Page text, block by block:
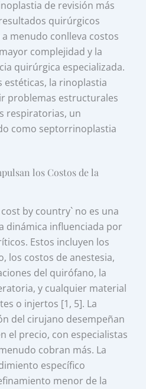
de revisión más
quirúrgicos
menudo conlleva costos
complejidad y la
quirúrgica especializada.
estéticas, la rinoplastia
problemas estructurales
respiratorias, un
como septorrinoplastia
los Costos de la
by country` no es una
dinámica influenciada por
Estos incluyen los
los costos de anestesia,
del quirófano, la
y cualquier material
o injertos [1, 5]. La
del cirujano desempeñan
el precio, con especialistas
cobran más. La
específico
menor de la